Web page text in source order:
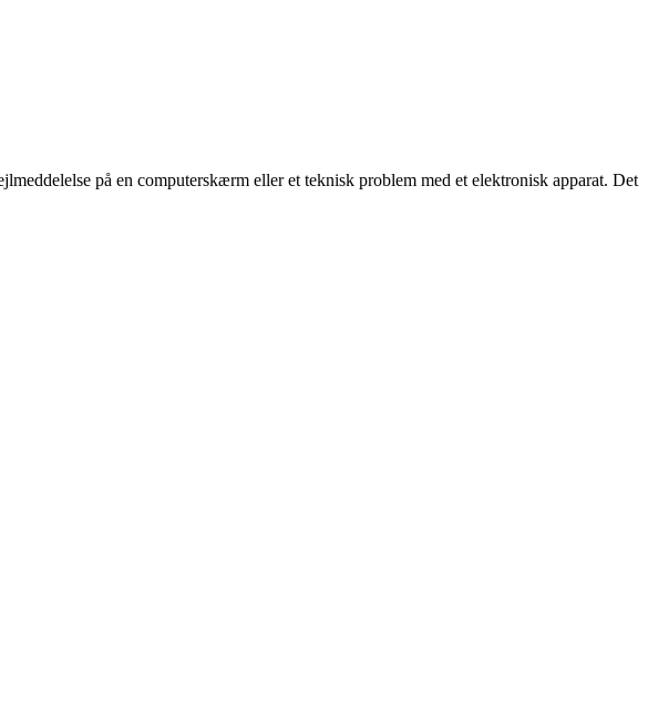
på en computerskærm eller et teknisk problem med et elektronisk apparat. Det